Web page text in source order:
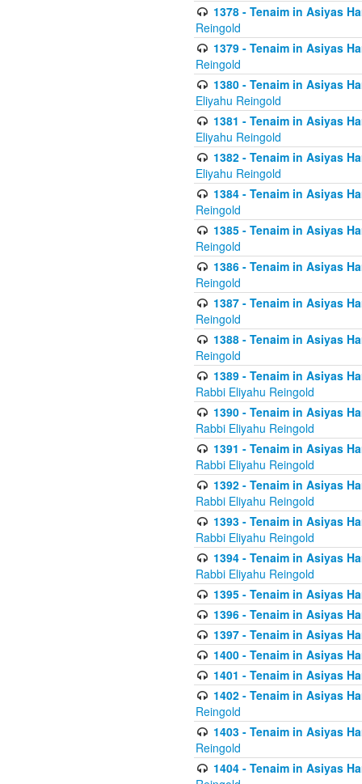
1378 - Tenaim in Asiyas
Reingold
1379 - Tenaim in Asiyas
Reingold
1380 - Tenaim in Asiyas
Eliyahu Reingold
1381 - Tenaim in Asiyas
Eliyahu Reingold
1382 - Tenaim in Asiyas
Eliyahu Reingold
1384 - Tenaim in Asiyas
Reingold
1385 - Tenaim in Asiyas
Reingold
1386 - Tenaim in Asiyas
Reingold
1387 - Tenaim in Asiyas
Reingold
1388 - Tenaim in Asiyas
Reingold
1389 - Tenaim in Asiyas
Rabbi Eliyahu Reingold
1390 - Tenaim in Asiyas
Rabbi Eliyahu Reingold
1391 - Tenaim in Asiyas
Rabbi Eliyahu Reingold
1392 - Tenaim in Asiyas
Rabbi Eliyahu Reingold
1393 - Tenaim in Asiyas
Rabbi Eliyahu Reingold
1394 - Tenaim in Asiyas
Rabbi Eliyahu Reingold
1395 - Tenaim in Asiyas
1396 - Tenaim in Asiyas
1397 - Tenaim in Asiyas
1400 - Tenaim in Asiyas
1401 - Tenaim in Asiyas
1402 - Tenaim in Asiyas
Reingold
1403 - Tenaim in Asiyas
Reingold
1404 - Tenaim in Asiyas